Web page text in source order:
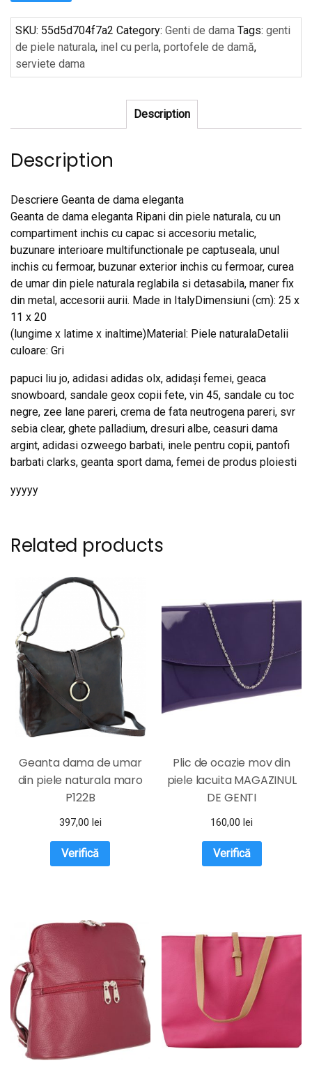
SKU: 55d5d704f7a2 Category: Genti de dama Tags: genti
de piele naturala, inel cu perla, portofele de damă,
serviete dama
Description
Description
Descriere Geanta de dama eleganta
Geanta de dama eleganta Ripani din piele naturala, cu un
compartiment inchis cu capac si accesoriu metalic,
buzunare interioare multifunctionale pe captuseala, unul
inchis cu fermoar, buzunar exterior inchis cu fermoar, curea
de umar din piele naturala reglabila si detasabila, maner fix
din metal, accesorii aurii. Made in ItalyDimensiuni (cm): 25 x
11 x 20
(lungime x latime x inaltime)Material: Piele naturalaDetalii
culoare: Gri
papuci liu jo, adidasi adidas olx, adidași femei, geaca
snowboard, sandale geox copii fete, vin 45, sandale cu toc
negre, zee lane pareri, crema de fata neutrogena pareri, svr
sebia clear, ghete palladium, dresuri albe, ceasuri dama
argint, adidasi ozweego barbati, inele pentru copii, pantofi
barbati clarks, geanta sport dama, femei de produs ploiesti
yyyyy
Related products
Geanta dama de umar
din piele naturala maro
P122B
397,00 lei
Verifică
Plic de ocazie mov din
piele lacuita MAGAZINUL
DE GENTI
160,00lei
Verifică